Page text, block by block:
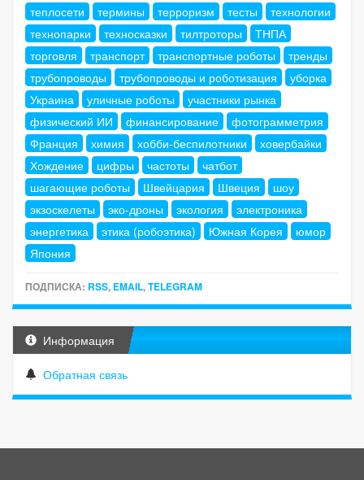
теплосети
термины терроризм тесты
технологии
технопарки
техносказки тилтроторы
ТНПА
торговля
транспорт транспортные роботы
тренды
трубопроводы
трубопроводы и роботизация
уборка
Украина
уличные роботы
участники рынка
физический ИИ
финансирование
фотограмметрия
Франция
химия хобби-беспилотники
ховербайки
Хождение
цифры частоты
чатбот
шагающие роботы
Швейцария Швеция
шоу
экзоскелеты
эко-дроны экология
электроника
энергетика
этика (робоэтика) Южная Корея
юмор
Япония
ПОДПИСКА: RSS, EMAIL,TELEGRAM
Информация
Обратная связь